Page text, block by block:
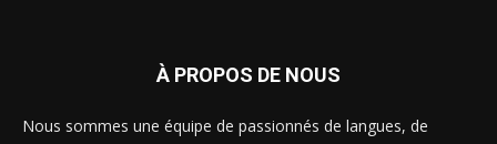
À PROPOS DE NOUS
Nous sommes une équipe de passionnés de langues, de